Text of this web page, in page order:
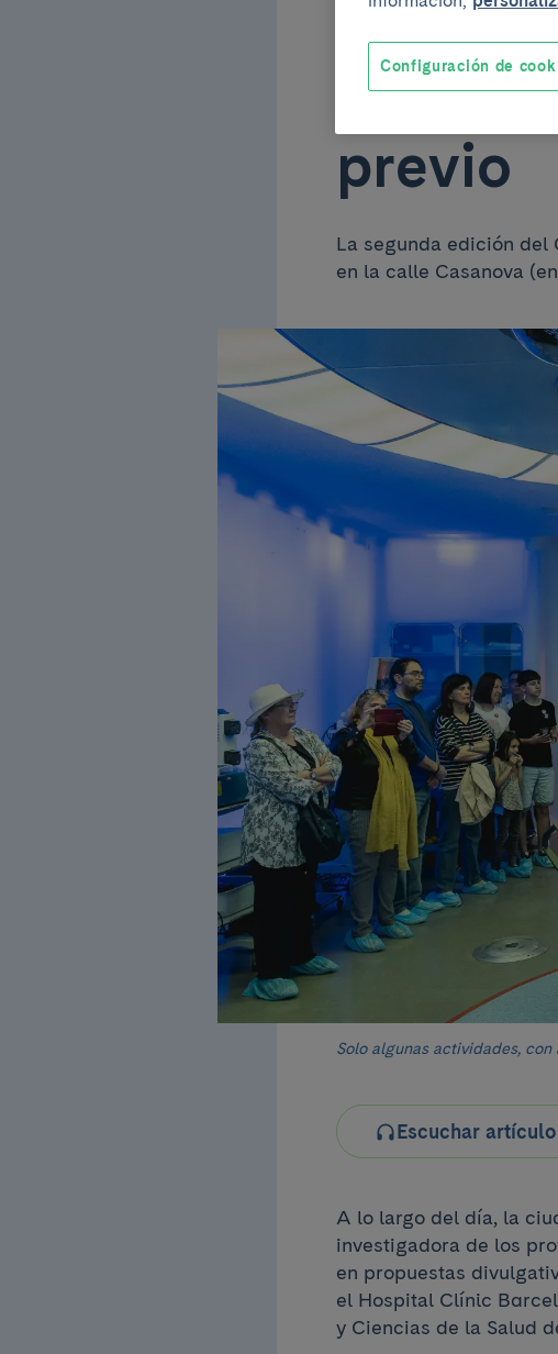
que
previo
La segunda edición del
en la calle Casanova
Solo algunas actividades,
Escuchar artículo
A lo largo del día, la
investigadora de los
en propuestas
el Hospital Clínic
y Ciencias de la Salud
Configuración de